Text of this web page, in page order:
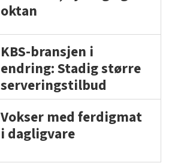
oktan
KBS-bransjen i
endring: Stadig større
serveringstilbud
Vokser med ferdigmat
i dagligvare